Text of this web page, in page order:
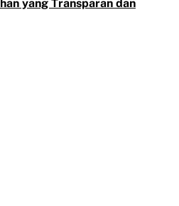
yang Transparan dan